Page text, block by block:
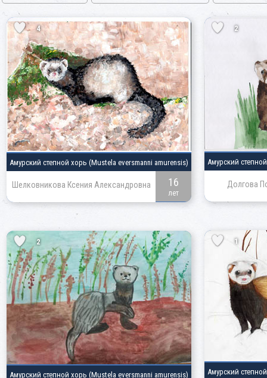
4
Амурский степной хорь (Mustela eversmanni amurensis)
Шелковникова Ксения Александровна 16
лет
2
Амурский
Долгова
1
Амурский
2
Амурский степной хорь (Mustela eversmanni amurensis)